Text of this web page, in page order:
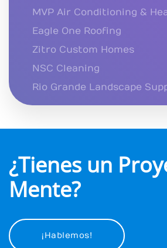
MVP Air Conditioning &
Eagle One Roofing
Zitro Custom Homes
NSC Cleaning
Rio Grande Landscape
¿Tienes un
Mente?
¡Hablemos!